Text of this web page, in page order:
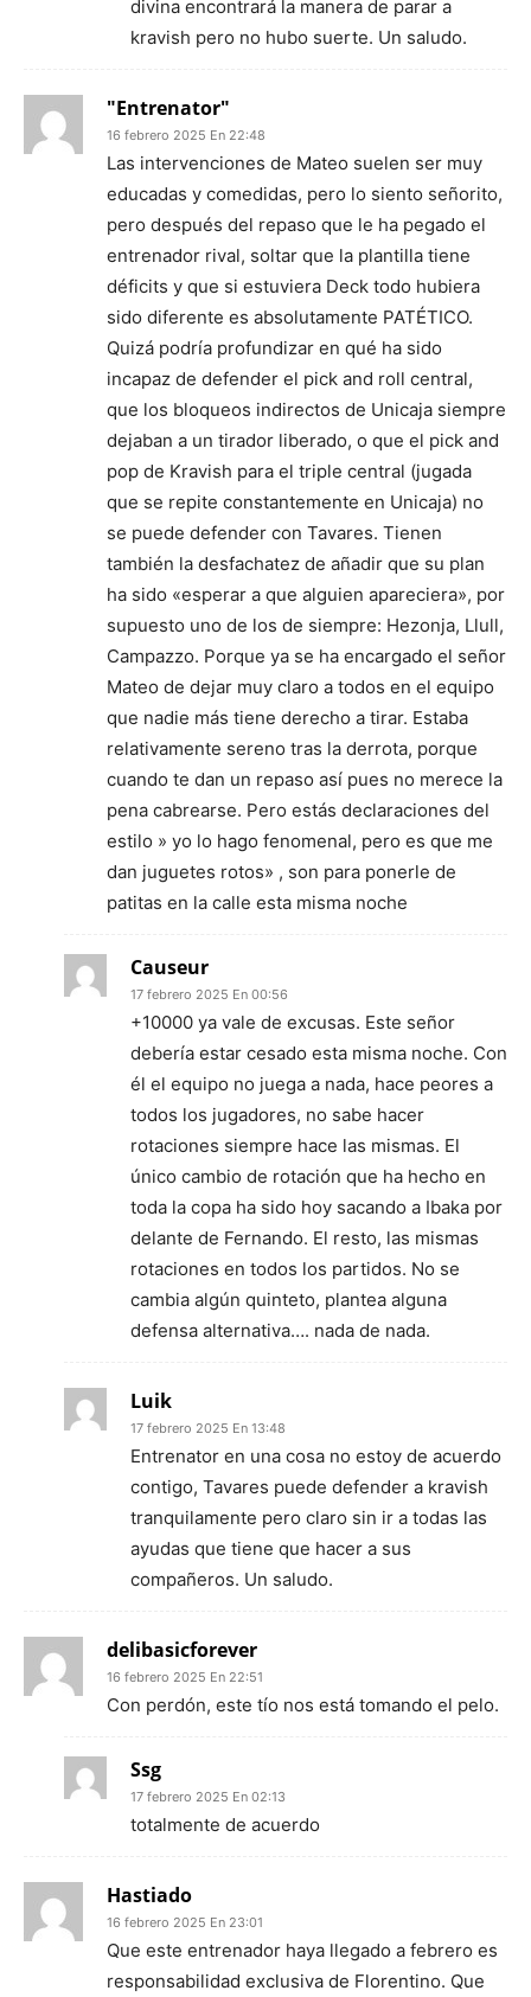
divina encontrará la manera de parar a
kravish pero no hubo suerte. Un saludo.
"Entrenator"
16 febrero 2025 En 22:48
Las intervenciones de Mateo suelen ser muy
educadas y comedidas, pero lo siento señorito,
pero después del repaso que le ha pegado el
entrenador rival, soltar que la plantilla tiene
déficits y que si estuviera Deck todo hubiera
sido diferente es absolutamente PATÉTICO.
Quizá podría profundizar en qué ha sido
incapaz de defender el pick and roll central,
que los bloqueos indirectos de Unicaja siempre
dejaban a un tirador liberado, o que el pick and
pop de Kravish para el triple central (jugada
que se repite constantemente en Unicaja) no
se puede defender con Tavares. Tienen
también la desfachatez de añadir que su plan
ha sido «esperar a que alguien apareciera», por
supuesto uno de los de siempre: Hezonja, Llull,
Campazzo. Porque ya se ha encargado el señor
Mateo de dejar muy claro a todos en el equipo
que nadie más tiene derecho a tirar. Estaba
relativamente sereno tras la derrota, porque
cuando te dan un repaso así pues no merece la
pena cabrearse. Pero estás declaraciones del
estilo » yo lo hago fenomenal, pero es que me
dan juguetes rotos» , son para ponerle de
patitas en la calle esta misma noche
Causeur
17 febrero 2025 En 00:56
+10000 ya vale de excusas. Este señor
debería estar cesado esta misma noche. Con
él el equipo no juega a nada, hace peores a
todos los jugadores, no sabe hacer
rotaciones siempre hace las mismas. El
único cambio de rotación que ha hecho en
toda la copa ha sido hoy sacando a Ibaka por
delante de Fernando. El resto, las mismas
rotaciones en todos los partidos. No se
cambia algún quinteto, plantea alguna
defensa alternativa…. nada de nada.
Luik
17 febrero 2025 En 13:48
Entrenator en una cosa no estoy de acuerdo
contigo, Tavares puede defender a kravish
tranquilamente pero claro sin ir a todas las
ayudas que tiene que hacer a sus
compañeros. Un saludo.
delibasicforever
16 febrero 2025 En 22:51
Con perdón, este tío nos está tomando el pelo.
Ssg
17 febrero 2025 En 02:13
totalmente de acuerdo
Hastiado
16 febrero 2025 En 23:01
Que este entrenador haya llegado a febrero es
responsabilidad exclusiva de Florentino. Que